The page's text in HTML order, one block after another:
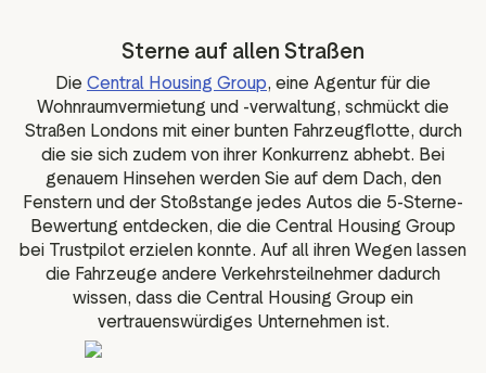
Sterne auf allen Straßen
Die Central Housing Group, eine Agentur für die
Wohnraumvermietung und -verwaltung, schmückt die
Straßen Londons mit einer bunten Fahrzeugflotte, durch
die sie sich zudem von ihrer Konkurrenz abhebt. Bei
genauem Hinsehen werden Sie auf dem Dach, den
Fenstern und der Stoßstange jedes Autos die 5-Sterne-
Bewertung entdecken, die die Central Housing Group
bei Trustpilot erzielen konnte. Auf all ihren Wegen lassen
die Fahrzeuge andere Verkehrsteilnehmer dadurch
wissen, dass die Central Housing Group ein
vertrauenswürdiges Unternehmen ist.